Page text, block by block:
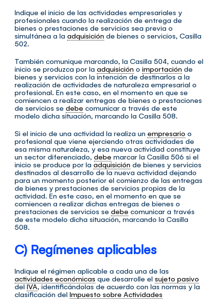
Indique el inicio de las actividades empresariales y
profesionales cuando la realización de entrega de
bienes o prestaciones de servicios sea previa o
simultánea a la adquisición de bienes o servicios, Casilla
502.
También comunique marcando, la Casilla 504, cuando el
inicio se produzca por la adquisición o importación de
bienes y servicios con la intención de destinarlos a la
realización de actividades de naturaleza empresarial o
profesional. En este caso, en el momento en que se
comiencen a realizar entregas de bienes o prestaciones
de servicios se debe comunicar a través de este
modelo dicha situación, marcando la Casilla 508.
Si el inicio de una actividad la realiza un empresario o
profesional que viene ejerciendo otras actividades de
esa misma naturaleza, y esa nueva actividad constituye
un sector diferenciado, debe marcar la Casilla 506 si el
inicio se produce por la adquisición de bienes y servicios
destinados al desarrollo de la nueva actividad dejando
para un momento posterior el comienzo de las entregas
de bienes y prestaciones de servicios propias de la
actividad. En este caso, en el momento en que se
comiencen a realizar dichas entregas de bienes o
prestaciones de servicios se debe comunicar a través
de este modelo dicha situación, marcando la Casilla
508.
C) Regímenes aplicables
Indique el régimen aplicable a cada una de las
actividades económicas que desarrolle el sujeto pasivo
delIVA, identificándolas de acuerdo con las normas y la
clasificación del Impuesto sobre Actividades